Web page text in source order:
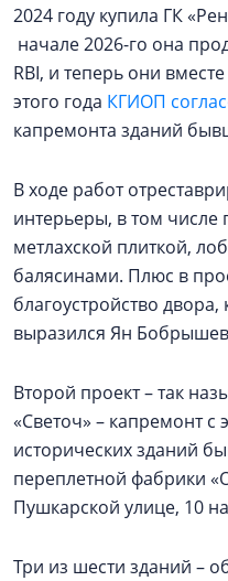
2024 году купила ГК
начале 2026-го она
RBI, и теперь они
этого года КГИОП
капремонта зданий
В ходе работ
интерьеры, в том
метлахской плиткой,
балясинами. Плюс в
благоустройство двора,
выразился Ян
Второй проект – так
«Светоч» – капремонт с
исторических зданий
переплетной фабрики
Пушкарской улице, 10
Три из шести зданий –